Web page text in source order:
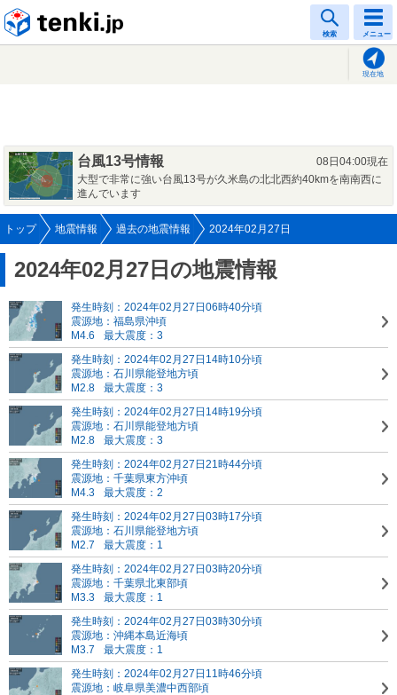
検索 メニュー
現在地
台風13号情報
08日04:00現在
大型で非常に強い台風13号が久米島の北北西約40kmを南南西に
進んでいます
トップ 地震情報 過去の地震情報 2024年02月27日
2024年02月27日の地震情報
発生時刻：2024年02月27日06時40分頃
震源地：福島県沖頃
M4.6
最大震度：3
発生時刻：2024年02月27日14時10分頃
震源地：石川県能登地方頃
M2.8
最大震度：3
発生時刻：2024年02月27日14時19分頃
震源地：石川県能登地方頃
M2.8
最大震度：3
発生時刻：2024年02月27日21時44分頃
震源地：千葉県東方沖頃
M4.3
最大震度：2
発生時刻：2024年02月27日03時17分頃
震源地：石川県能登地方頃
M2.7
最大震度：1
発生時刻：2024年02月27日03時20分頃
震源地：千葉県北東部頃
M3.3
最大震度：1
発生時刻：2024年02月27日03時30分頃
震源地：沖縄本島近海頃
M3.7
最大震度：1
発生時刻：2024年02月27日11時46分頃
震源地：岐阜県美濃中西部頃